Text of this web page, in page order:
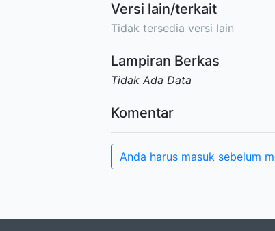
Versi lain/terkait
Tidak tersedia versi lain
Lampiran Berkas
Tidak Ada Data
Komentar
Anda harus masuk sebelum